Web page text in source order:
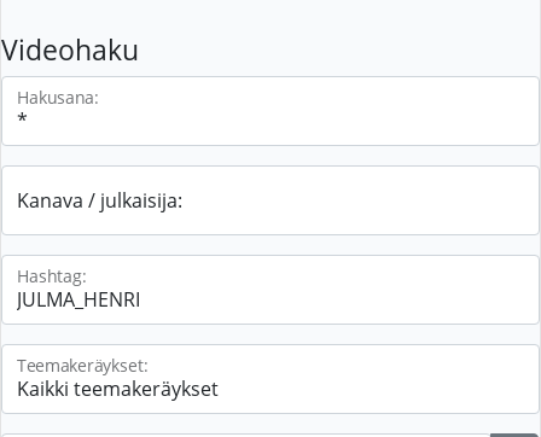
Videohaku
Hakusana:
Kanava / julkaisija:
Hashtag:
Teemakeräykset: